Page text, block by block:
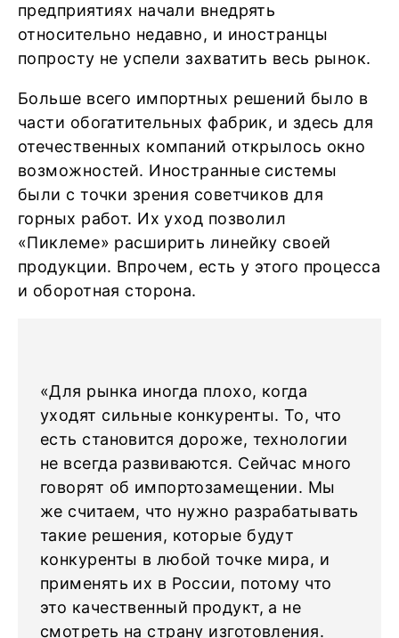
предприятиях начали внедрять
относительно недавно, и иностранцы
попросту не успели захватить весь рынок.
Больше всего импортных решений было в
части обогатительных фабрик, и здесь для
отечественных компаний открылось окно
возможностей. Иностранные системы
были с точки зрения советчиков для
горных работ. Их уход позволил
«Пиклеме» расширить линейку своей
продукции. Впрочем, есть у этого процесса
и оборотная сторона.
«Для рынка иногда плохо, когда
уходят сильные конкуренты. То, что
есть становится дороже, технологии
не всегда развиваются. Сейчас много
говорят об импортозамещении. Мы
же считаем, что нужно разрабатывать
такие решения, которые будут
конкуренты в любой точке мира, и
применять их в России, потому что
это качественный продукт, а не
смотреть на страну изготовления.